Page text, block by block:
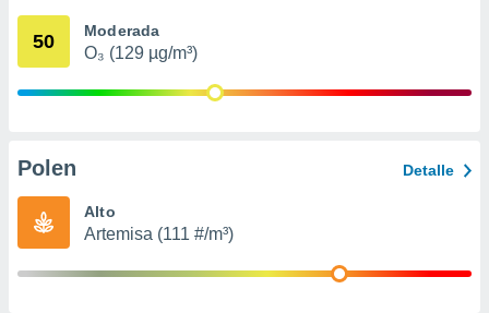
mediante
publicidad
de
50 Moderada
O₃ (129 µg/m³)
Polen Detalle
Alto
Artemisa (111 #/m³)